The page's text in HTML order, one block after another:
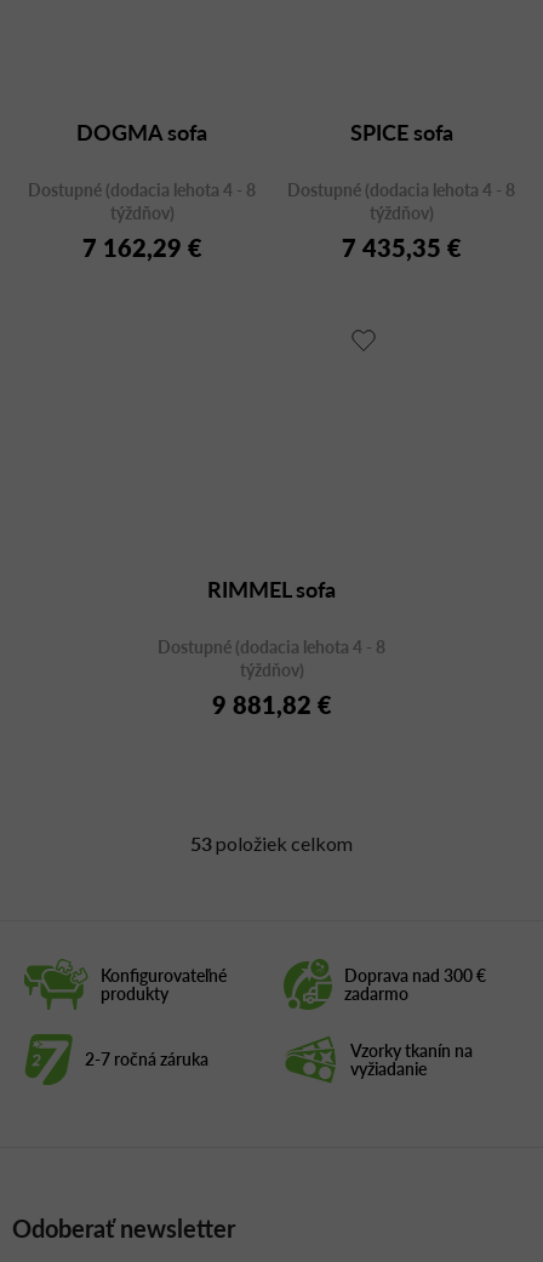
DOGMA sofa
Dostupné (dodacia lehota 4 - 8
týždňov)
7 162,29 €
SPICE sofa
Dostupné (dodacia lehota 4 - 8
týždňov)
7 435,35 €
RIMMEL sofa
Dostupné (dodacia lehota 4 - 8
týždňov)
9 881,82 €
O
53položiek celkom
Konfigurovateľné
produkty
Doprava nad 300 €
zadarmo
2-7 ročná záruka Vzorky tkanín na
vyžiadanie
Odoberať newsletter